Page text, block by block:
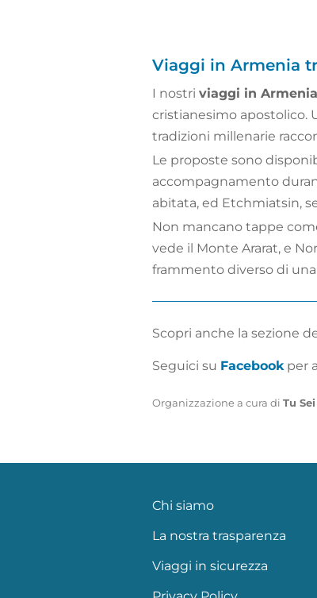
Viaggi in Armenia
I nostri viaggi in Armenia
cristianesimo apostolico.
tradizioni millenarie
Le proposte sono
accompagnamento
abitata, ed Etchmiatsin,
Non mancano tappe
vede il Monte Ararat, e
frammento diverso di
Scopri anche la sezione
Seguici su Facebook per
Organizzazione a cura di Tu
Chi siamo
La nostra trasparenza
Viaggi in sicurezza